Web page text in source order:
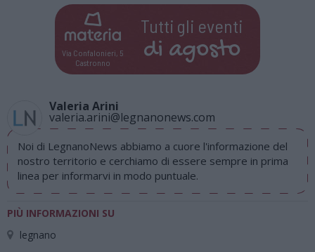
Via Confalonieri, 5
Castronno
Tutti gli eventi
di agosto
Valeria Arini
valeria.arini@legnanonews.com
Noi di LegnanoNews abbiamo a cuore l'informazione del
nostro territorio e cerchiamo di essere sempre in prima
linea per informarvi in modo puntuale.
PIÙ INFORMAZIONI SU
legnano